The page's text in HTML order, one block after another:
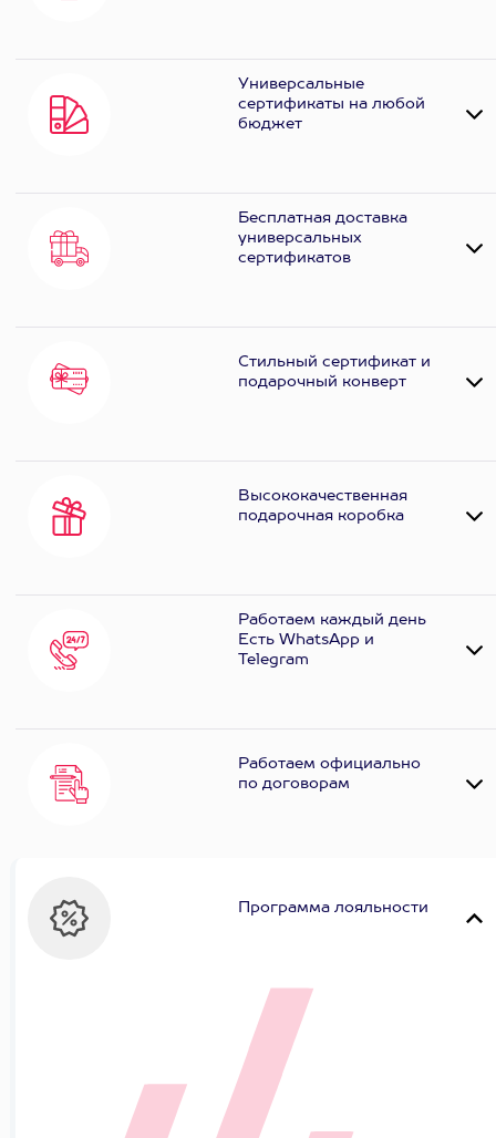
Универсальные
сертификаты на любой
бюджет
Бесплатная доставка
универсальных
сертификатов
Стильный сертификат и
подарочный конверт
Высококачественная
подарочная коробка
Работаем каждый день
Есть WhatsApp и
Telеgram
Работаем официально
по договорам
Программа лояльности